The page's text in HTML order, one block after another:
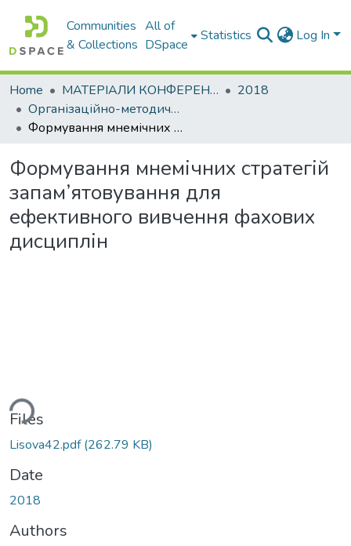
Communities
& Collections
All of
DSpace
Statistics Log In
Home МАТЕРІАЛИ КОНФЕРЕНЦІЙ
2018
Організаційно-методичне забезпечення підготовки фахівців в умовах міжнародної наукової та освітньої інтеграції
Формування мнемічних стратегій запам’ятовування для ефективного вивчення фахових дисциплін
Формування мнемічних стратегій
запам’ятовування для
ефективного вивчення фахових
дисциплін
Files
Lisova42.pdf(262.79 KB)
Date
2018
Authors